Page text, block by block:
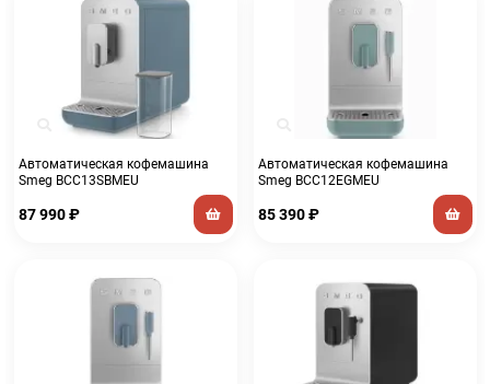
Автоматическая кофемашина
Smeg BCC13SBMEU
87 990₽
Автоматическая кофемашина
Smeg BCC12EGMEU
85 390₽